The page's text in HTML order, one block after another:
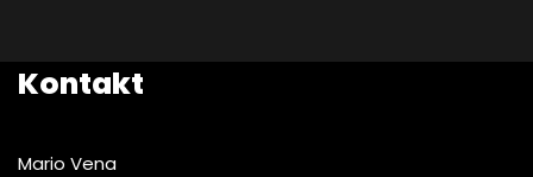
Kontakt
Mario Vena